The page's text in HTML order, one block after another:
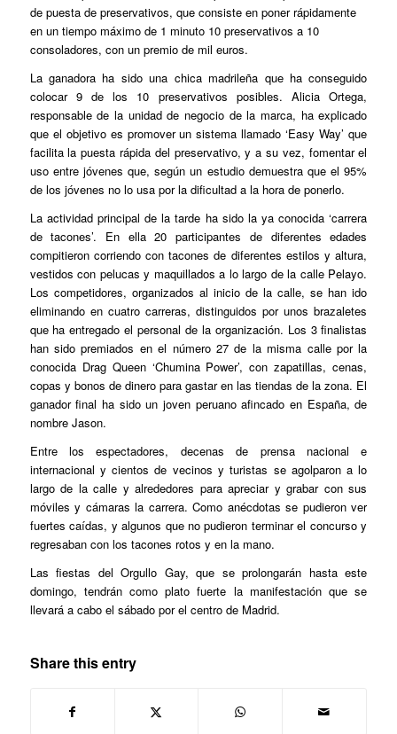
de puesta de preservativos, que consiste en poner rápidamente
en un tiempo máximo de 1 minuto 10 preservativos a 10
consoladores, con un premio de mil euros.
La ganadora ha sido una chica madrileña que ha conseguido
colocar 9 de los 10 preservativos posibles. Alicia Ortega,
responsable de la unidad de negocio de la marca, ha explicado
que el objetivo es promover un sistema llamado ‘Easy Way’ que
facilita la puesta rápida del preservativo, y a su vez, fomentar el
uso entre jóvenes que, según un estudio demuestra que el 95%
de los jóvenes no lo usa por la dificultad a la hora de ponerlo.
La actividad principal de la tarde ha sido la ya conocida ‘carrera
de tacones’. En ella 20 participantes de diferentes edades
compitieron corriendo con tacones de diferentes estilos y altura,
vestidos con pelucas y maquillados a lo largo de la calle Pelayo.
Los competidores, organizados al inicio de la calle, se han ido
eliminando en cuatro carreras, distinguidos por unos brazaletes
que ha entregado el personal de la organización. Los 3 finalistas
han sido premiados en el número 27 de la misma calle por la
conocida Drag Queen ‘Chumina Power’, con zapatillas, cenas,
copas y bonos de dinero para gastar en las tiendas de la zona. El
ganador final ha sido un joven peruano afincado en España, de
nombre Jason.
Entre los espectadores, decenas de prensa nacional e
internacional y cientos de vecinos y turistas se agolparon a lo
largo de la calle y alrededores para apreciar y grabar con sus
móviles y cámaras la carrera. Como anécdotas se pudieron ver
fuertes caídas, y algunos que no pudieron terminar el concurso y
regresaban con los tacones rotos y en la mano.
Las fiestas del Orgullo Gay, que se prolongarán hasta este
domingo, tendrán como plato fuerte la manifestación que se
llevará a cabo el sábado por el centro de Madrid.
Share this entry